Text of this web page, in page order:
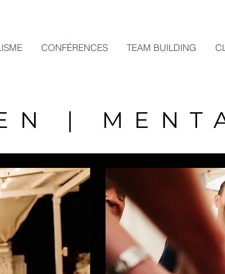
CONFÉRENCES TEAM BUILDING
|